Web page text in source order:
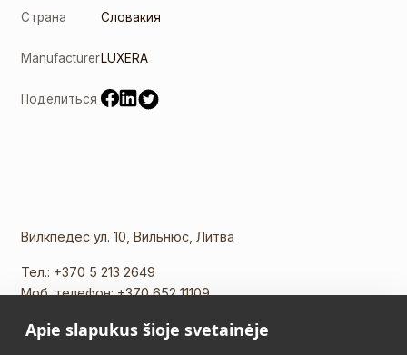
Страна Словакия
ManufacturerLUXERA
Поделиться
Вилкпедес ул. 10, Вильнюс, Литва
Тел.: +370 5 213 2649
Моб. телефон:+370 652 11109
Apie slapukus šioje svetainėje